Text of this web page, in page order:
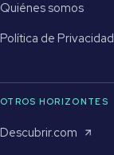
Quiénes somos
Política de Privacidad
OTROS HORIZONTES
Descubrir.com